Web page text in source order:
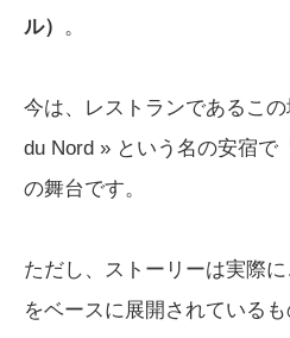
ル） 。
今は、レストランであるこの
du Nord » という名の安宿で
の舞台です。
ただし、ストーリーは実際
をベースに展開されている